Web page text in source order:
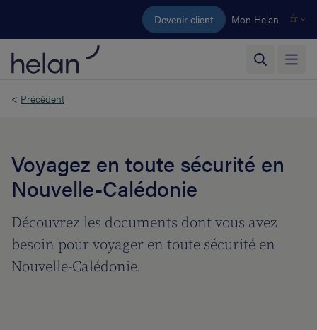
Aller au contenu principal
Devenir client Mon Helan fr
< Précédent
Voyagez en toute sécurité en
Nouvelle-Calédonie
Découvrez les documents dont vous avez
besoin pour voyager en toute sécurité en
Nouvelle-Calédonie.